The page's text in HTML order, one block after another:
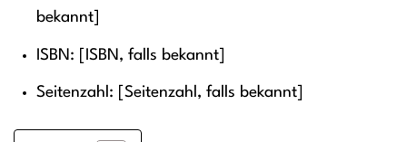
bekannt]
ISBN: [ISBN, falls bekannt]
Seitenzahl: [Seitenzahl, falls bekannt]